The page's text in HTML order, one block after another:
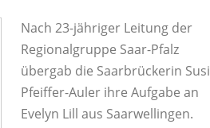
Nach 23-jähriger Leitung der
Regionalgruppe Saar-Pfalz
übergab die Saarbrückerin Susi
Pfeiffer-Auler ihre Aufgabe an
Evelyn Lill aus Saarwellingen.